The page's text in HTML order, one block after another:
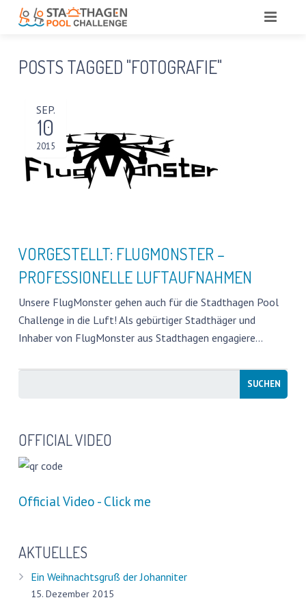
VISION
TEAM
TEAM DR. BLINDOW
STADTHAGEN POOL CHALLENGE
SPONSOREN
SCHWIMMEN LERNEN – EIN GESELLSCHAFTLICHER
PRESSESTIMMEN
POSTS TAGGED "FOTOGRAFIE"
VORGESTELLT: FLUGMONSTER –
PROFESSIONELLE LUFTAUFNAHMEN
SEP.
10
2015
Unsere FlugMonster gehen auch für die Stadthagen Pool
Challenge in die Luft! Als gebürtiger Stadthäger und
Inhaber von FlugMonster aus Stadthagen engagiere…
OFFICIAL VIDEO
Official Video - Click me
AKTUELLES
Ein Weihnachtsgruß der Johanniter
15. Dezember 2015